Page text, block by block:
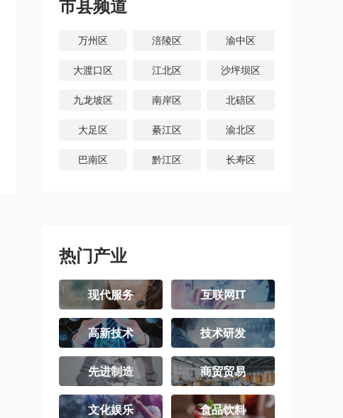
市县频道
万州区 涪陵区 渝中区
大渡口区 江北区 沙坪坝区
九龙坡区 南岸区 北碚区
大足区 綦江区 渝北区
巴南区 黔江区 长寿区
丰都县
忠县 开州区 云阳县
奉节县 巫山县 巫溪县
石柱土家族自
治县
秀山土家族苗
族自治县
酉阳土家族苗
族自治县
彭水苗族土家
族自治县
江津区 合川区
永川区 南川区
热门产业
现代服务 互联网IT
高新技术 技术研发
先进制造 商贸贸易
文化娱乐 食品饮料